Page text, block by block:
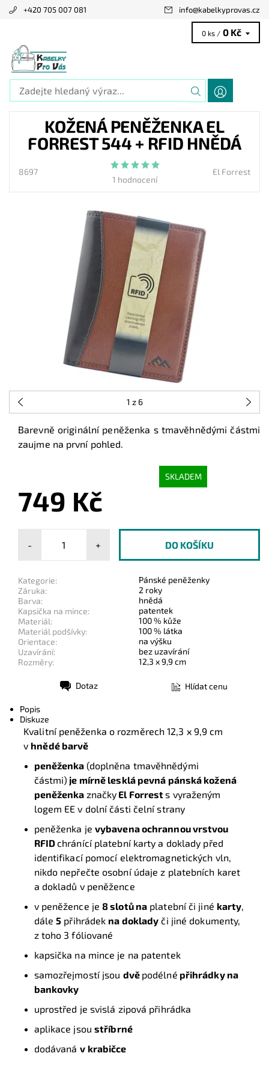
+420 705 007 081 info@kabelkyprovas.cz
0 ks / 0 Kč
KOŽENÁ PENĚŽENKA EL
FORREST 544 + RFID HNĚDÁ
8697
1 hodnocení
El Forrest
1 z 6
Barevně originální peněženka s tmavěhnědými částmi
zaujme na první pohled.
SKLADEM
749 Kč
- +
Kategorie:
Pánské peněženky
Záruka:
2 roky
Barva:
hnědá
Kapsička na mince:
patentek
Materiál:
100 % kůže
Materiál podšívky:
100 % látka
Orientace:
na výšku
Uzavírání:
bez uzavírání
Rozměry:
12,3 x 9,9 cm
Dotaz Hlídat cenu
Popis
Diskuze
Kvalitní peněženka o rozměrech 12,3 x 9,9 cm
v hnědé barvě
peněženka (doplněna tmavěhnědými
částmi) je mírně lesklá pevná pánská kožená
peněženka značky El Forrests vyraženým
logem EE v dolní části čelní strany
peněženka je vybavena ochrannou vrstvou
RFIDchránící platební karty a doklady před
identifikací pomocí elektromagnetických vln,
nikdo nepřečte osobní údaje z platebních karet
a dokladů v peněžence
v peněžence je8 slotů na platební či jiné karty,
dále5 přihrádek na doklady či jiné dokumenty,
z toho 3 fóliované
kapsička na mince je na patentek
samozřejmostí jsou dvě podélné přihrádky na
bankovky
uprostřed je svislá zipová přihrádka
aplikace jsou stříbrné
dodávaná v krabičce